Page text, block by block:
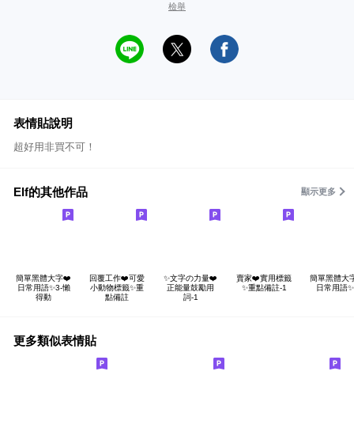
檢舉
表情貼說明
超好用非買不可！
Elf的其他作品 顯示更多
簡單黑體大字❤️
日常用語✨3-懶
得動
回覆工作❤️可愛
小動物標籤✨重
點備註
✨文字の力量❤️
正能量鼓勵用
詞-1
賣家❤️實用標籤
✨重點備註-1
簡單黑體大
日常用語
更多類似表情貼